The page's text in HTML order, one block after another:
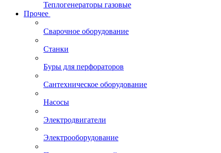
Теплогенераторы газовые
Прочее
Сварочное оборудование
Станки
Буры для перфораторов
Сантехническое оборудование
Насосы
Электродвигатели
Электрооборудование